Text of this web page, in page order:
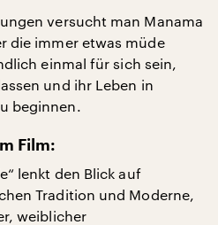
versucht man Manama
die immer etwas müde
einmal für sich sein,
und ihr Leben in
beginnen.
Film:
lenkt den Blick auf
Tradition und Moderne,
weiblicher